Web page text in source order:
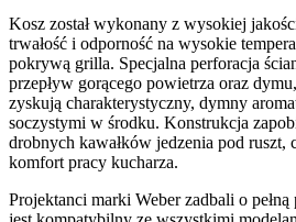
Kosz został wykonany z wysokiej
trwałość i odporność na wysokie
pokrywą grilla. Specjalna perforacja
przepływ gorącego powietrza oraz
zyskują charakterystyczny, dymny
soczystymi w środku. Konstrukcja
drobnych kawałków jedzenia pod ruszt,
komfort pracy kucharza.
Projektanci marki Weber zadbali o